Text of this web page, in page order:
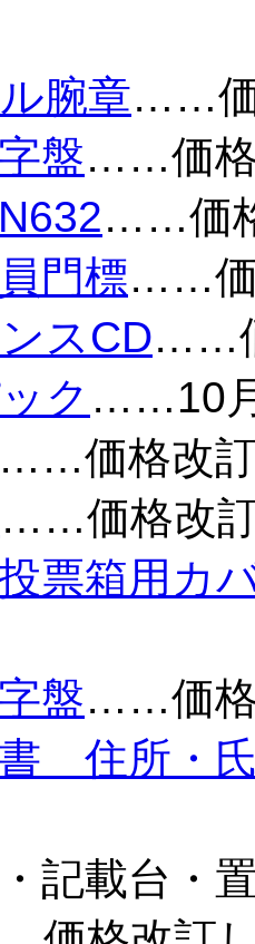
腕章……価
盤……価格
……価
門標……価
スCD……
ク ……10
……価格改
……価格改
票箱用カ
盤……価格
住所・
記載台・